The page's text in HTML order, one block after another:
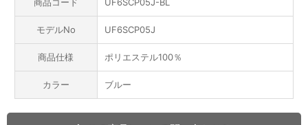
商品コード UF6SCP05J-BL
モデルNo UF6SCP05J
商品仕様 ポリエステル100％
カラー ブルー